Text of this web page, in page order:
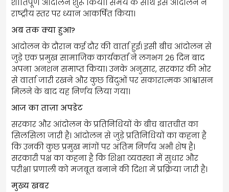
शांतिपूर्ण आंदोलन शुरू किया। समय के साथ इस आंदोलन ने
राष्ट्रीय स्तर पर ध्यान आकर्षित किया।
अब तक क्या हुआ?
आंदोलन के दौरान कई दौर की वार्ता हुई। इसी बीच आंदोलन से
जुड़े एक प्रमुख सामाजिक कार्यकर्ता ने लगभग 26 दिन बाद
अपना अनशन समाप्त किया। उनके अनुसार, सरकार की ओर
से वार्ता जारी रखने और कुछ बिंदुओं पर सकारात्मक आश्वासन
मिलने के बाद यह निर्णय लिया गया।
आज का ताज़ा अपडेट
सरकार और आंदोलन के प्रतिनिधियों के बीच बातचीत का
सिलसिला जारी है। आंदोलन से जुड़े प्रतिनिधियों का कहना है
कि उनकी कुछ प्रमुख मांगों पर अंतिम निर्णय अभी शेष है।
सरकारी पक्ष का कहना है कि शिक्षा व्यवस्था में सुधार और
परीक्षा प्रणाली को मजबूत बनाने की दिशा में प्रक्रिया जारी है।
मुख्य खबर